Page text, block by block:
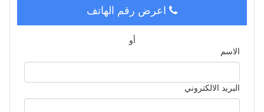
اعرض رقم الهاتف
أو
الاسم
البريد الالكتروني